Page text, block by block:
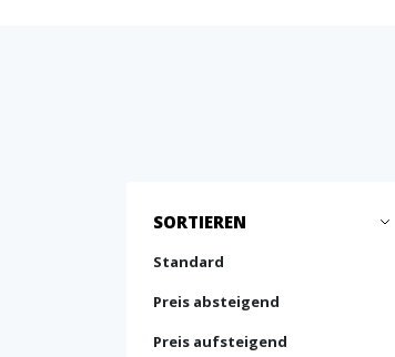
SORTIEREN
Standard
Preis absteigend
Preis aufsteigend